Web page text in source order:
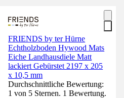
FRIENDS by ter Hürne
Echtholzboden Hywood Mats
Eiche Landhausdiele Matt
lackiert Gebürstet 2197 x 205
x 10,5 mm
Durchschnittliche Bewertung:
1 von 5 Sternen. 1 Bewertung.